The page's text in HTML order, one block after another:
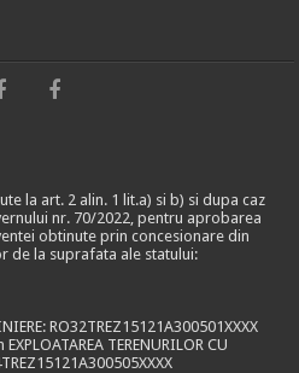
la art. 2 alin. 1 lit.a) si b) si dupa caz
nr. 70/2022, pentru aprobarea
obtinute prin concesionare din
de la suprafata ale statului:
RO32TREZ15121A300501XXXX
TERENURILOR CU